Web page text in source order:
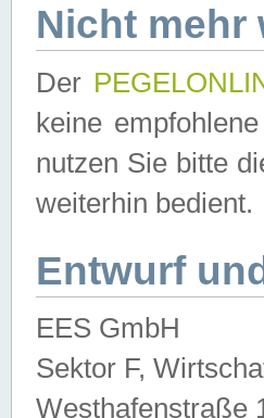
Nicht mehr
Der
keine
nutzen Sie bitte
weiterhin bedient.
Entwurf
EES GmbH
Sektor F,
Westhafenstraße